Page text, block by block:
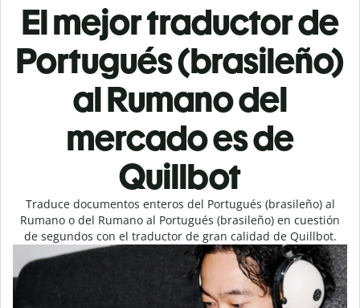
El mejor traductor de
Portugués (brasileño)
al Rumano del
mercado es de
Quillbot
Traduce documentos enteros del Portugués (brasileño) al
Rumano o del Rumano al Portugués (brasileño) en cuestión
de segundos con el traductor de gran calidad de Quillbot.